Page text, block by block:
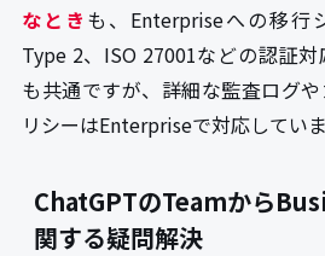
なとき も、Enterpriseへの移行
Type 2、ISO 27001などの認証
も共通ですが、詳細な監査ログ
リシーはEnterpriseで対応していま
ChatGPTのTeamから
関する疑問解決